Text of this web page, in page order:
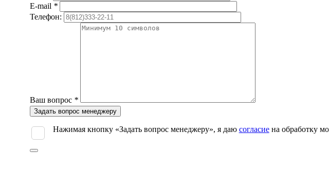
E-mail *
Телефон:
Ваш вопрос *
Оставьте
это
поле
пустым.
Нажимая кнопку «Задать вопрос менеджеру», я даю согласиена обработку